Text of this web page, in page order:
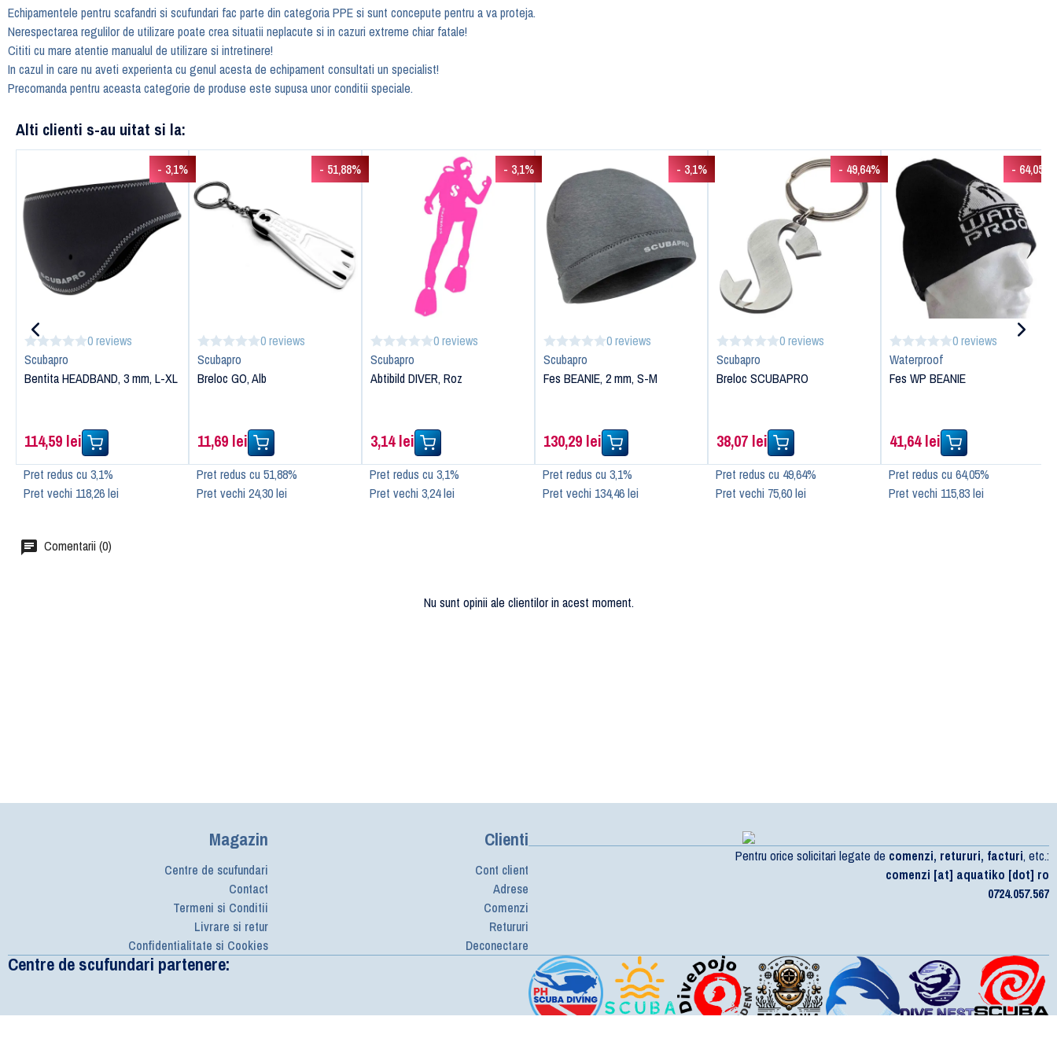
Echipamentele pentru scafandri si scufundari fac parte din categoria PPE si sunt concepute pentru a va proteja.
Nerespectarea regulilor de utilizare poate crea situatii neplacute si in cazuri extreme chiar fatale!
Cititi cu mare atentie manualul de utilizare si intretinere!
In cazul in care nu aveti experienta cu genul acesta de echipament consultati un specialist!
Precomanda pentru aceasta categorie de produse este supusa unor conditii speciale.
Alti clienti s-au uitat si la:
- 3,1%
0 reviews
Scubapro
Bentita HEADBAND, 3 mm, L-XL
114,59 lei
Pret redus cu 3,1%
Pret vechi 118,26 lei
- 51,88%
0 reviews
Scubapro
Breloc GO, Alb
11,69 lei
Pret redus cu 51,88%
Pret vechi 24,30 lei
- 3,1%
0 reviews
Scubapro
Abtibild DIVER, Roz
3,14 lei
Pret redus cu 3,1%
Pret vechi 3,24 lei
- 3,1%
0 reviews
Scubapro
Fes BEANIE, 2 mm, S-M
130,29 lei
Pret redus cu 3,1%
Pret vechi 134,46 lei
- 49,64%
0 reviews
Scubapro
Breloc SCUBAPRO
38,07 lei
Pret redus cu 49,64%
Pret vechi 75,60 lei
- 64,05%
0 reviews
Waterproof
Fes WP BEANIE
41,64 lei
Pret redus cu 64,05%
Pret vechi 115,83 lei
Comentarii (0)
Nu sunt opinii ale clientilor in acest moment.
Magazin
Centre de scufundari
Contact
Termeni si Conditii
Livrare si retur
Confidentialitate si Cookies
Clienti
Cont client
Adrese
Comenzi
Retururi
Deconectare
Pentru orice solicitari legate de comenzi, retururi, facturi, etc.:
comenzi [at] aquatiko [dot] ro
0724.057.567
Centre de scufundari partenere: